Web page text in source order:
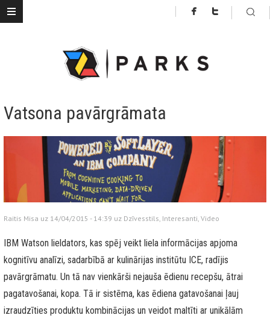
Vatsona pavārgrāmata
Raitis Misa uz 14/04/2015 - 14:39 uz Dzīvesstils, Interesanti, Video
IBM Watson lieldators, kas spēj veikt liela informācijas apjoma
kognitīvu analīzi, sadarbībā ar kulinārijas institūtu ICE, radījis
pavārgrāmatu. Un tā nav vienkārši nejauša ēdienu recepšu, ātrai
pagatavošanai, kopa. Tā ir sistēma, kas ēdiena gatavošanai ļauj
izraudzīties produktu kombinācijas un veidot maltīti ar unikālām